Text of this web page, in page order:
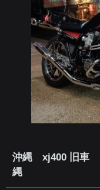
沖縄 xj400 旧車
縄